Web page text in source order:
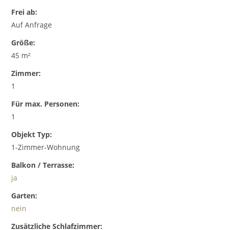
Frei ab:
Auf Anfrage
Größe:
45 m²
Zimmer:
1
Für max. Personen:
1
Objekt Typ:
1-Zimmer-Wohnung
Balkon / Terrasse:
ja
Garten:
nein
Zusätzliche Schlafzimmer: